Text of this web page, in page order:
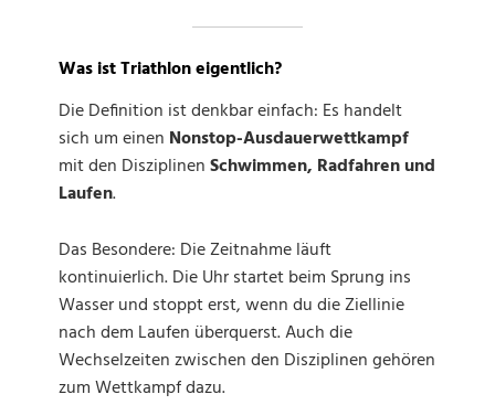
Was ist Triathlon eigentlich?
Die Definition ist denkbar einfach: Es handelt
sich um einen Nonstop-Ausdauerwettkampf
mit den DisziplinenSchwimmen, Radfahren und
Laufen.
Das Besondere: Die Zeitnahme läuft
kontinuierlich. Die Uhr startet beim Sprung ins
Wasser und stoppt erst, wenn du die Ziellinie
nach dem Laufen überquerst. Auch die
Wechselzeiten zwischen den Disziplinen gehören
zum Wettkampf dazu.